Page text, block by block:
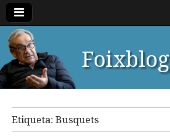
Foixblog
Etiqueta: Busquets